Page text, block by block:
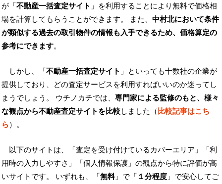
が「不動産一括査定サイト 」を利用することにより無料で価格相
場を計算してもらうことができます。 また、 中村北において条件
が類似する過去の取引物件の情報も入手できるため、価格算定の
参考にできます。
しかし、「不動産一括査定サイト 」といっても十数社の企業が
提供しており、どの査定サービスを利用すればいいのか迷ってし
まうでしょう。 ウチノカチでは、 専門家による監修のもと、様々
な観点から不動産査定サイトを比較しました（比較記事はこち
ら）。
以下のサイトは、「査定を受け付けているカバーエリア」「利
用時の入力しやすさ」「個人情報保護」の観点から特に評価が高
いサイトです。 いずれも、「無料」で「 １分程度 」で安心してご